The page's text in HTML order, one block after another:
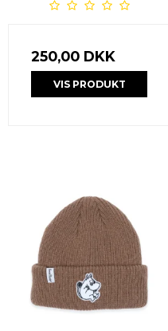
250,00 DKK
VIS PRODUKT